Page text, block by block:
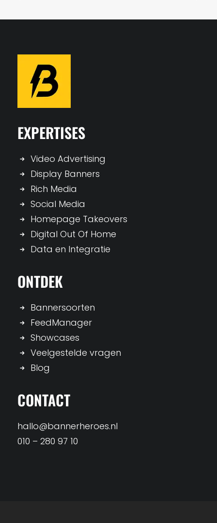
EXPERTISES
Video Advertising
Display Banners
Rich Media
Social Media
Homepage Takeovers
Digital Out Of Home
Data en Integratie
ONTDEK
Bannersoorten
FeedManager
Showcases
Veelgestelde vragen
Blog
CONTACT
hallo@bannerheroes.nl
010 – 280 97 10